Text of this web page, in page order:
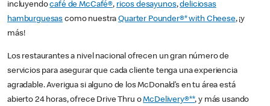
incluyendocafé de McCafé®, ricos desayunos,deliciosas
hamburguesas como nuestraQuarter Pounder®* with Cheese, ¡y
más!
Los restaurantes a nivel nacional ofrecen un gran número de
servicios para asegurar que cada cliente tenga una experiencia
agradable. Averigua si alguno de los McDonald’s en tu área está
abierto 24 horas, ofrece Drive Thru oMcDelivery®**, y más usando